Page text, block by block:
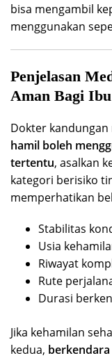
bisa mengambil
menggunakan
Penjelasan
Aman Bagi
Dokter
hamil boleh
tertentu, asalkan
kategori berisiko
memperhatikan
Stabilitas
Usia
Riwayat
Rute
Durasi
Jika kehamilan
kedua,